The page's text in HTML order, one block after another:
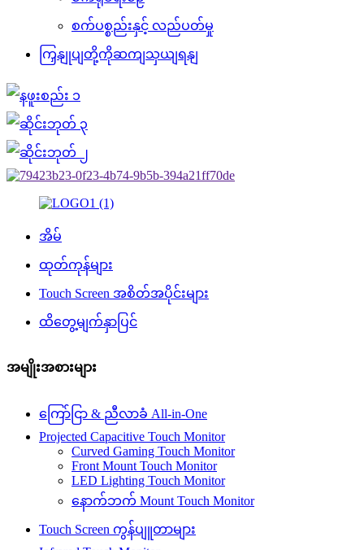
စက်ပစ္စည်းနှင့် လည်ပတ်မှု
ကြှနျုပျတို့ကိုဆကျသှယျရနျ
အိမ်
ထုတ်ကုန်များ
Touch Screen အစိတ်အပိုင်းများ
ထိတွေ့မျက်နှာပြင်
အမျိုးအစားများ
ကြော်ငြာ & ညီလာခံ All-in-One
Projected Capacitive Touch Monitor
Curved Gaming Touch Monitor
Front Mount Touch Monitor
LED Lighting Touch Monitor
နောက်ဘက် Mount Touch Monitor
Touch Screen ကွန်ပျူတာများ